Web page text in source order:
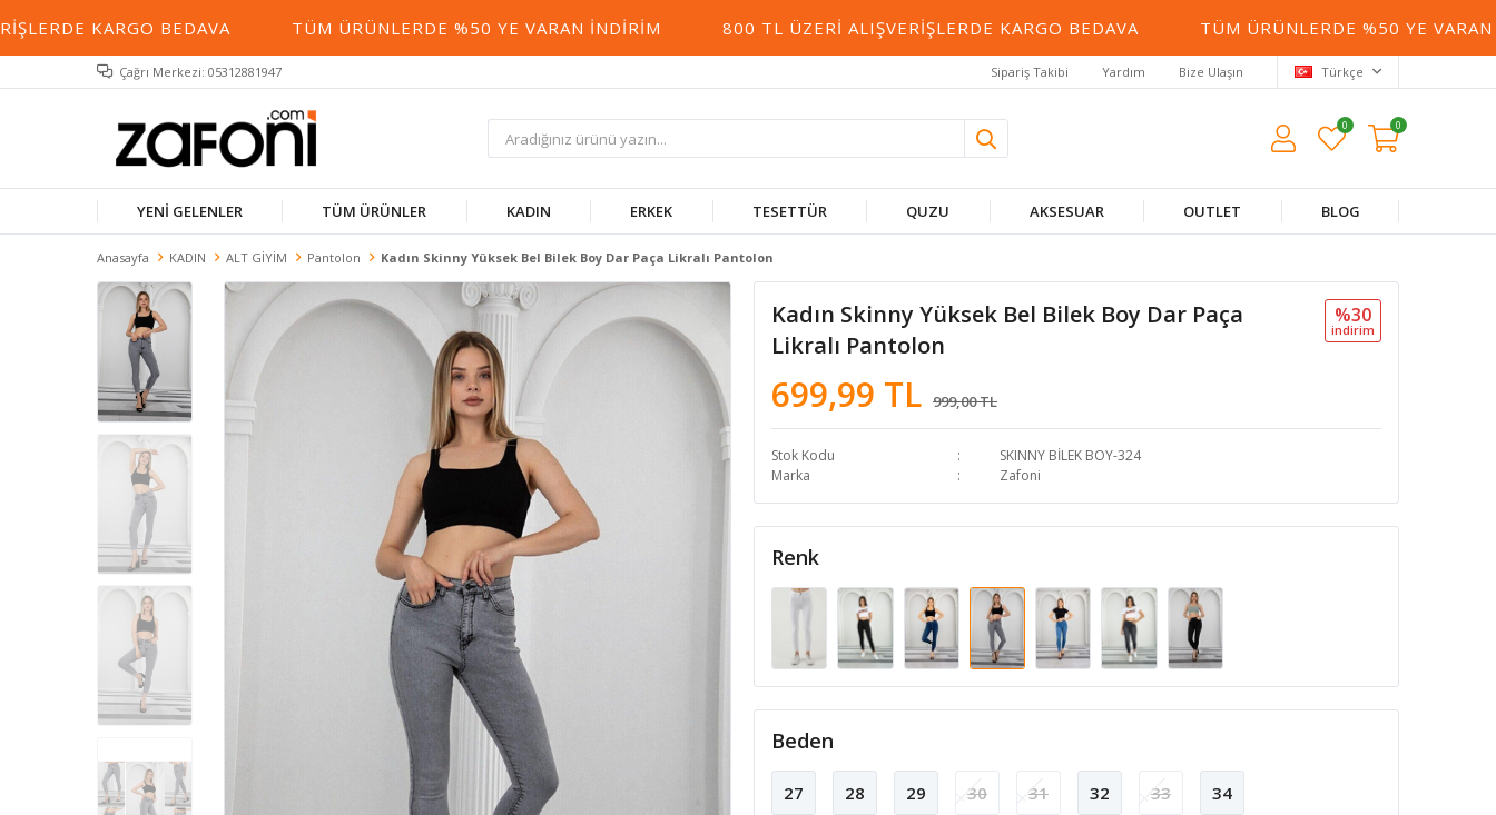
KARGO BEDAVA TÜM ÜRÜNLERDE %50 YE VARAN İNDIRIM 800 TL ÜZERI ALIŞVERIŞLERDE KARGO BEDAVA TÜM ÜRÜNLERDE %50 YE VARAN
Çağrı Merkezi: 05312881947 Sipariş Takibi Yardım Bize Ulaşın Türkçe
0 0
YENİ GELENLER TÜM ÜRÜNLER KADIN ERKEK TESETTÜR QUZU AKSESUAR OUTLET BLOG
Anasayfa KADIN ALT GİYİM Pantolon Kadın Skinny Yüksek Bel Bilek Boy Dar Paça Likralı Pantolon
Kadın Skinny Yüksek Bel Bilek Boy Dar Paça
Likralı Pantolon
699,99 TL 999,00 TL
%30
i̇ndi̇ri̇m
Stok Kodu
SKINNY BİLEK BOY-324
Marka
Zafoni
Renk
Beden
27 28 29 30 31 32 33 34